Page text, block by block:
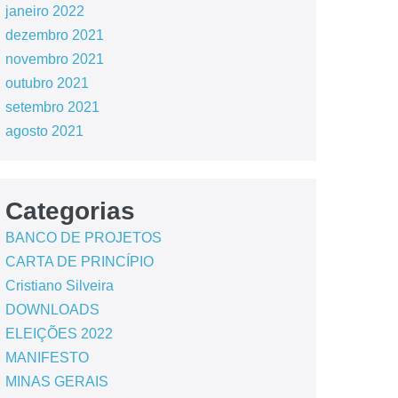
janeiro 2022
dezembro 2021
novembro 2021
outubro 2021
setembro 2021
agosto 2021
Categorias
BANCO DE PROJETOS
CARTA DE PRINCÍPIO
Cristiano Silveira
DOWNLOADS
ELEIÇÕES 2022
MANIFESTO
MINAS GERAIS